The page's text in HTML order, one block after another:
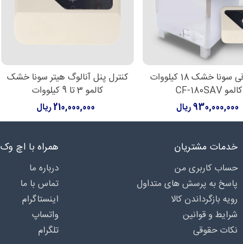
اطلاعات بیشتر
هیتر برقی سونا خشک 18 کیلووات
کالمو CF-180SAV
930,000,000 ریال
اطلاعات بیشتر
کنترل پنل آنالوگ هیتر سونا خشک
کالمو 3 تا 9 کیلووات
210,000,000 ریال
خدمات مشتریان
حساب کاربری من
پاسخ به پرسش های متداول
رویه بازگرداندن کالا
شرایط و قوانین
نکات حقوقی
همراه با اچ وک
درباره‌ ما
تماس با ما
اینستاگرام
واتساپ
تلگرام